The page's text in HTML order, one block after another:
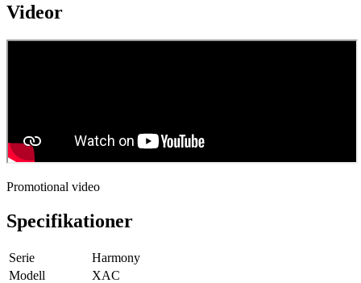
Videor
Promotional video
Specifikationer
Serie
Harmony
Modell
XAC